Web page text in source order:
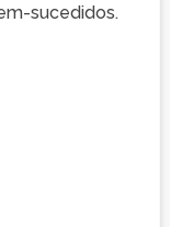
sucedidos.